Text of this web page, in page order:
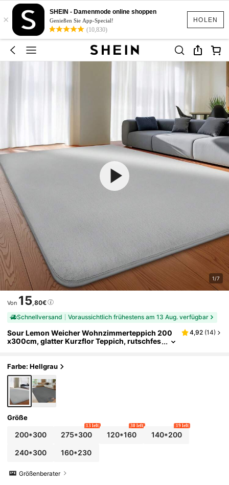
HOLEN
×
SHEIN - Damenmode online shoppen
Genießen Sie App-Special!
(10,830)
1/7
Von 15,80€
Schnellversand
Voraussichtlich frühestens am 13 Aug. verfügbar
Sour Lemon Weicher Wohnzimmerteppich 200
x300cm, glatter Kurzflor Teppich, rutschfes
rzimmer
4,92 (14)
Farbe: Hellgrau
Größe
200*300 275*300
13 left
120*160
30 left
140*200
19 left
240*300 160*230
Größenberater